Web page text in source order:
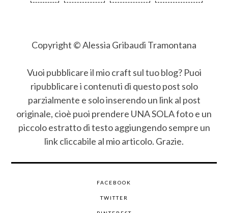
Copyright © Alessia Gribaudi Tramontana
Vuoi pubblicare il mio craft sul tuo blog? Puoi
ripubblicare i contenuti di questo post solo
parzialmente e solo inserendo un link al post
originale, cioè puoi prendere UNA SOLA foto e un
piccolo estratto di testo aggiungendo sempre un
link cliccabile al mio articolo. Grazie.
FACEBOOK
TWITTER